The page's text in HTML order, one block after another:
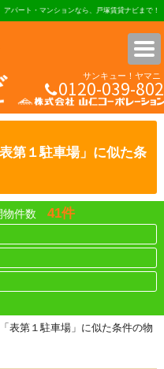
パート・マンションなら、戸塚賃貸ナビまで！
株式会社 山仁コーポレーショ
サンキュー！ヤマニ
0120-039-802
第１駐車場」に似た条
物件数 41件
第１駐車場」に似た条件の物